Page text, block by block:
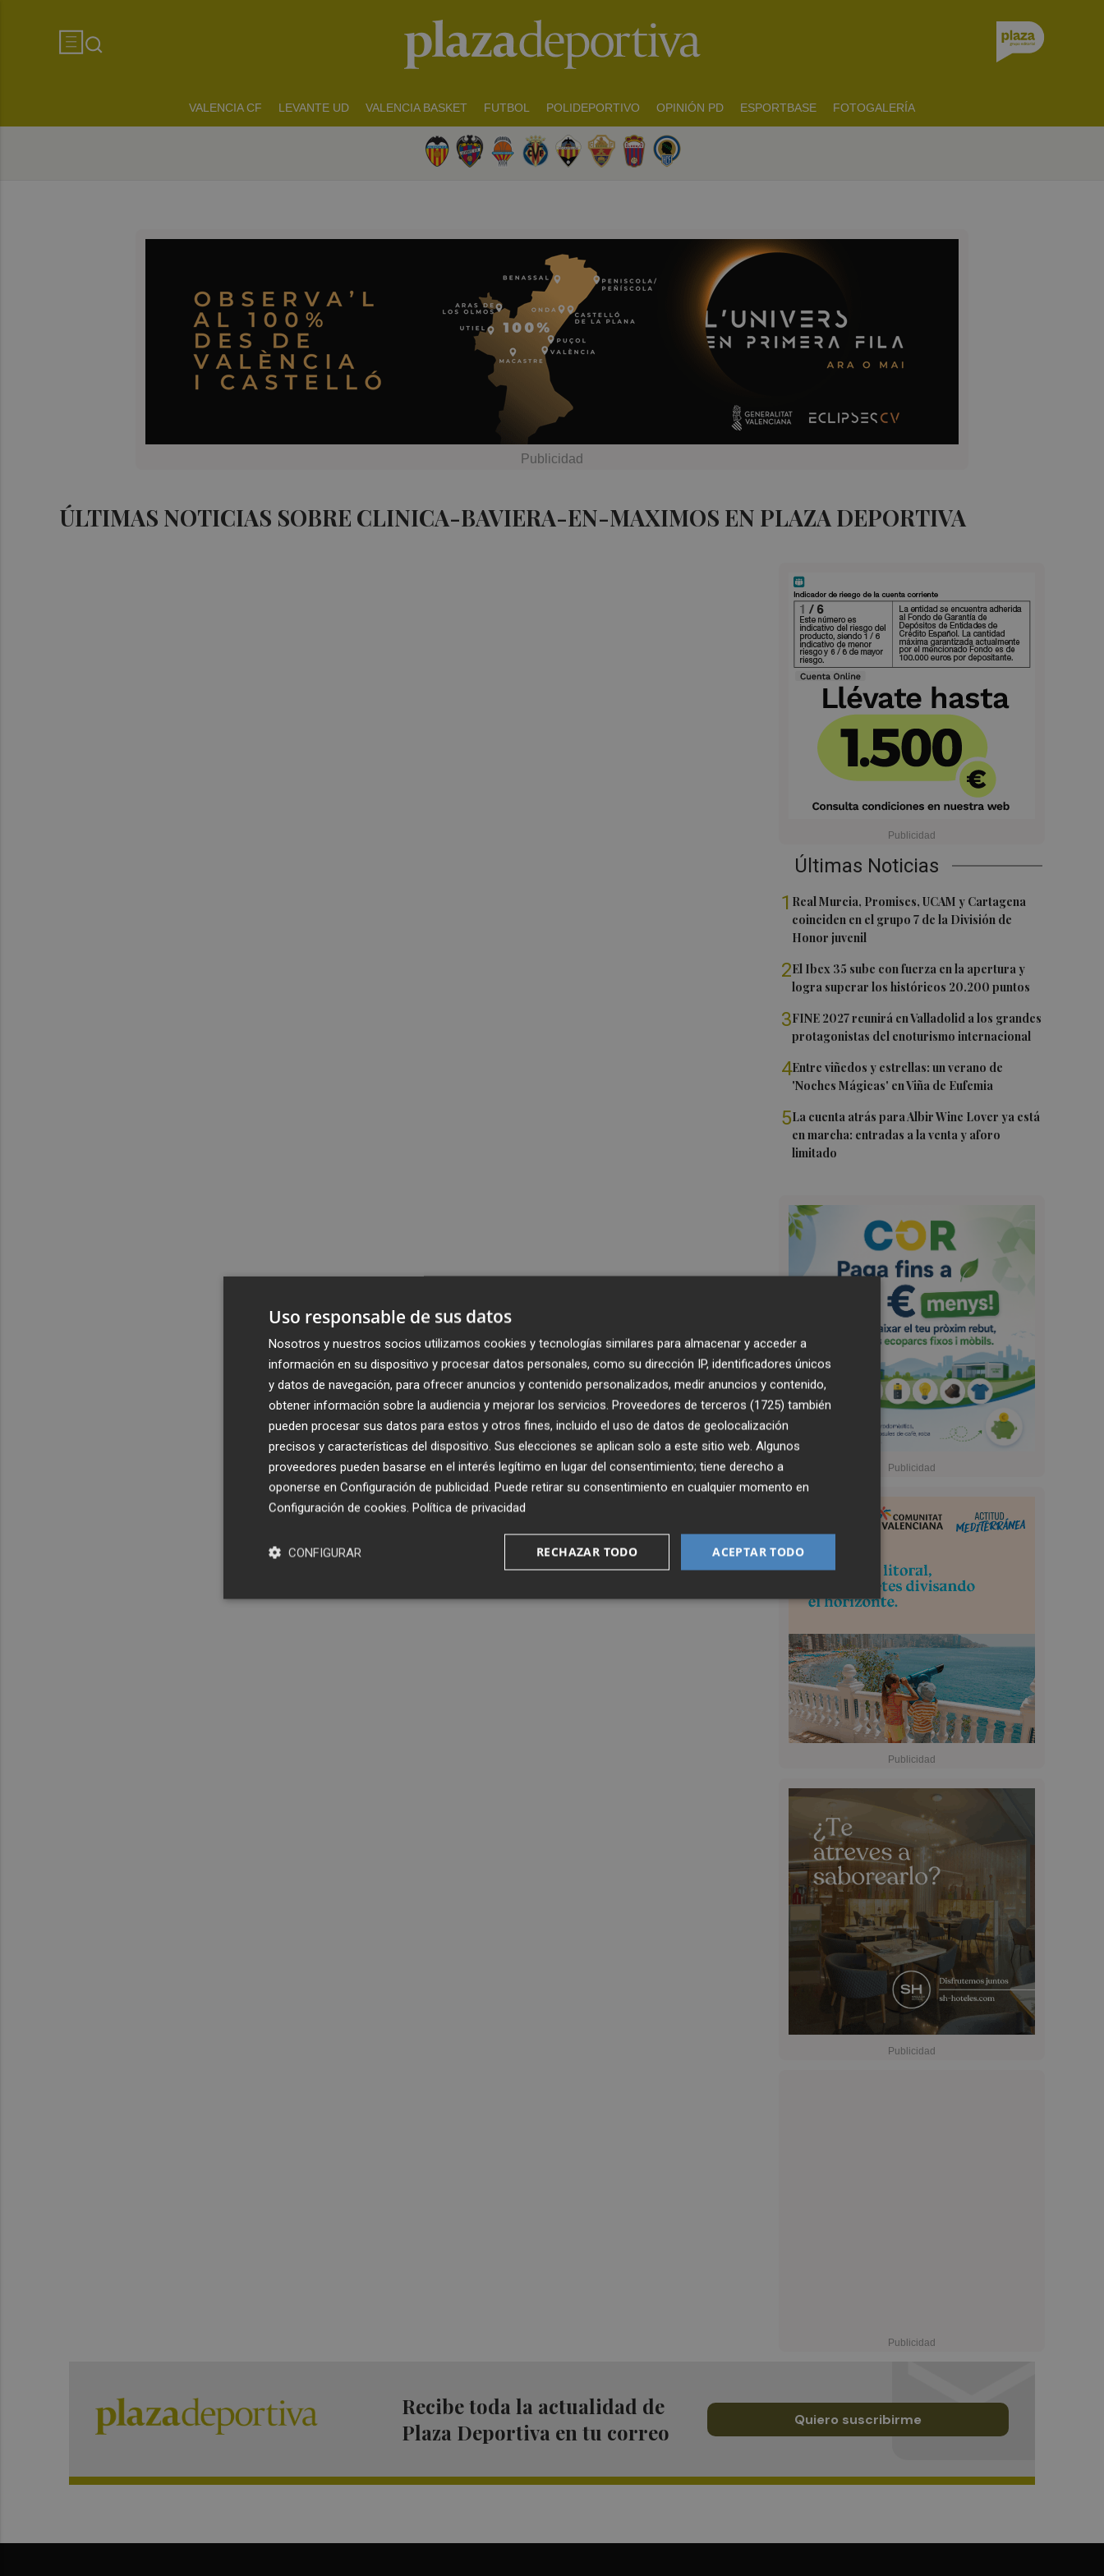
VALENCIA CF LEVANTE UD VALENCIA BASKET FUTBOL POLIDEPORTIVO OPINIÓN PD ESPORTBASE FOTOGALERÍA
ÚLTIMAS NOTICIAS SOBRE CLINICA-BAVIERA-EN-MAXIMOS EN PLAZA DEPORTIVA
Últimas Noticias
1 Real Murcia, Promises, UCAM y Cartagena
coinciden en el grupo 7 de la División de
Honor juvenil
2El Ibex 35 sube con fuerza en la apertura y
logra superar los históricos 20.200 puntos
3FINE 2027 reunirá en Valladolid a los grandes
protagonistas del enoturismo internacional
4Entre viñedos y estrellas: un verano de
'Noches Mágicas' en Viña de Eufemia
5La cuenta atrás para Albir Wine Lover ya está
en marcha: entradas a la venta y aforo
limitado
Recibe toda la actualidad de
Plaza Deportiva en tu correo
Quiero suscribirme
Uso responsable de sus datos
Nosotros y nuestros socios utilizamos cookies y tecnologías similares para almacenar y acceder a
información en su dispositivo y procesar datos personales, como su dirección IP, identificadores únicos
y datos de navegación, para ofrecer anuncios y contenido personalizados, medir anuncios y contenido,
obtener información sobre la audiencia y mejorar los servicios. Proveedores de terceros (1725) también
pueden procesar sus datos para estos y otros fines, incluido el uso de datos de geolocalización
precisos y características del dispositivo. Sus elecciones se aplican solo a este sitio web. Algunos
proveedores pueden basarse en el interés legítimo en lugar del consentimiento; tiene derecho a
oponerse en Configuración de publicidad. Puede retirar su consentimiento en cualquier momento en
Configuración de cookies. Política de privacidad
ACEPTAR TODO
RECHAZAR TODO
CONFIGURAR